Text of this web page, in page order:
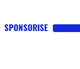
SPONSORISE